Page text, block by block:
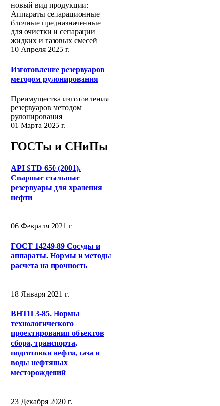
новый вид продукции:
Аппараты сепарационные
блочные предназначенные
для очистки и сепарации
жидких и газовых смесей
10 Апреля 2025 г.
Изготовление резервуаров
методом рулонирования
Преимущества изготовления
резервуаров методом
рулонирования
01 Марта 2025 г.
ГОСТы и СНиПы
API STD 650 (2001).
Сварные стальные
резервуары для хранения
нефти
06 Февраля 2021 г.
ГОСТ 14249-89 Сосуды и
аппараты. Нормы и методы
расчета на прочность
18 Января 2021 г.
ВНТП 3-85. Нормы
технологического
проектирования объектов
сбора, транспорта,
подготовки нефти, газа и
воды нефтяных
месторождений
23 Декабря 2020 г.